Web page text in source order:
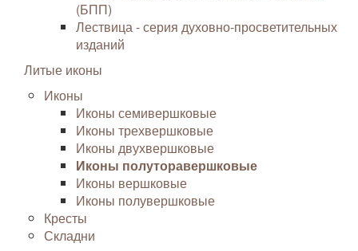
(БПП)
Лествица - серия духовно-просветительных
изданий
Литые иконы
Иконы
Иконы семивершковые
Иконы трехвершковые
Иконы двухвершковые
Иконы полуторавершковые
Иконы вершковые
Иконы полувершковые
Кресты
Складни